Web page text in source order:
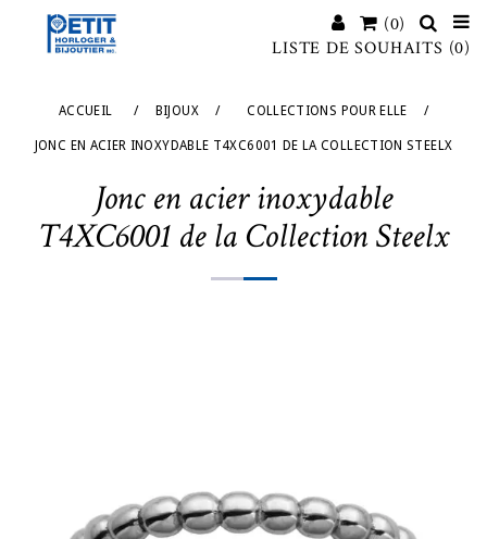
(0)
LISTE DE SOUHAITS (0)
ACCUEIL / BIJOUX / COLLECTIONS POUR ELLE /
JONC EN ACIER INOXYDABLE T4XC6001 DE LA COLLECTION STEELX
Jonc en acier inoxydable
T4XC6001 de la Collection Steelx